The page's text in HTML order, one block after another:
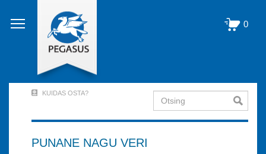
edasi
põhisisu
0
Account
Menu
KUIDAS OSTA? Otsing
PUNANE NAGU VERI